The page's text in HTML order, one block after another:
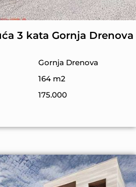
3 kata Gornja Drenova
Gornja Drenova
164 m2
175.000